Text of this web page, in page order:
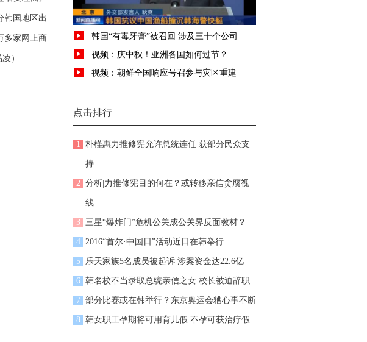
韩国“有毒牙膏”被召回 涉及三十个公司
视频：庆中秋！亚洲各国如何过节？
视频：朝鲜全国响应号召参与灾区重建
点击排行
1 朴槿惠力推修宪允许总统连任 获部分民众支
持
2 分析|力推修宪目的何在？或转移亲信贪腐视
线
3 三星“爆炸门”危机公关成公关界反面教材？
4 2016“首尔·中国日”活动近日在韩举行
5 乐天家族5名成员被起诉 涉案资金达22.6亿
6 韩名校不当录取总统亲信之女 校长被迫辞职
7 部分比赛或在韩举行？东京奥运会糟心事不断
8 韩女职工孕期将可用育儿假 不孕可获治疗假
韩国地区出
多家网上商
）